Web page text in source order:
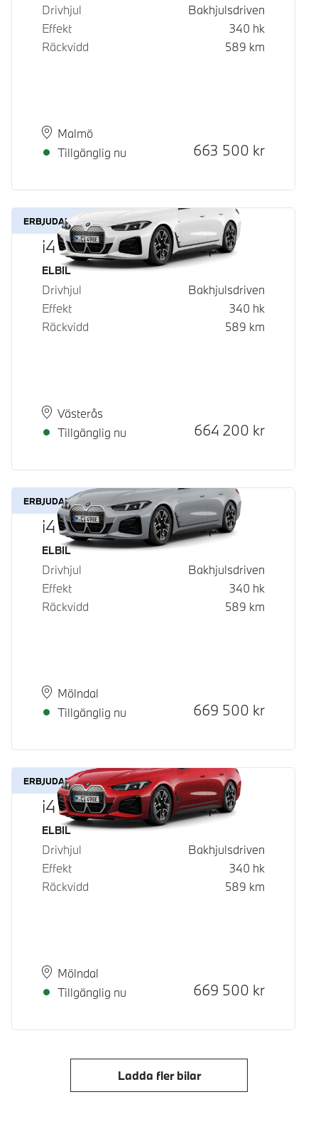
Drivhjul
Bakhjulsdriven
Effekt
340 hk
Räckvidd
589 km
PlatsMalmö
Leveranstid
Tillgänglig nu
Kontantpris
663 500 kr
ERBJUDANDE
i4 eDrive40 Gran Coupé
Bränsle
ELBIL
Drivhjul
Bakhjulsdriven
Effekt
340 hk
Räckvidd
589 km
PlatsVästerås
Leveranstid
Tillgänglig nu
Kontantpris
664 200 kr
ERBJUDANDE
i4 eDrive40 Gran Coupé
Bränsle
ELBIL
Drivhjul
Bakhjulsdriven
Effekt
340 hk
Räckvidd
589 km
PlatsMölndal
Leveranstid
Tillgänglig nu
Kontantpris
669 500 kr
ERBJUDANDE
i4 eDrive40 Gran Coupé
Bränsle
ELBIL
Drivhjul
Bakhjulsdriven
Effekt
340 hk
Räckvidd
589 km
PlatsMölndal
Leveranstid
Tillgänglig nu
Kontantpris
669 500 kr
Ladda fler bilar